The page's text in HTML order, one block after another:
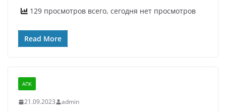
129 просмотров всего, сегодня нет просмотров
Read More
АПК
21.09.2023 admin